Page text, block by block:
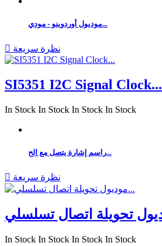
موديول أوردوينو - مودي...
 نظرة سريعة
SI5351 I2C Signal Clock...
In Stock In Stock In Stock In Stock
راسم إشارة يتصل مع الح...
 نظرة سريعة
In Stock In Stock In Stock In Stock